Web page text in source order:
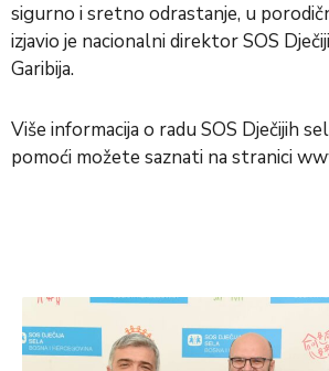
sigurno i sretno odrastanje, u
izjavio je nacionalni direktor SOS
Garibija.
Više informacija o radu SOS Dječijih
pomoći možete saznati na stranici